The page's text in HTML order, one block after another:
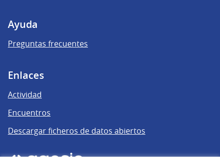
Ayuda
Preguntas frecuentes
Enlaces
Actividad
Encuentros
Descargar ficheros de datos abiertos